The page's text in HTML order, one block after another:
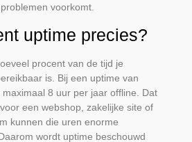
voorkomt.
uptime precies?
procent van de tijd je
is. Bij een uptime van
maximaal 8 uur per jaar offline. Dat
een webshop, zakelijke site of
kunnen die uren enorme
wordt uptime beschouwd